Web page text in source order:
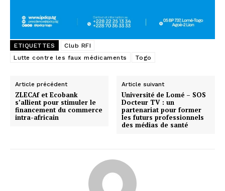
ETIQUETTES
Club RFI
Lutte contre les faux médicaments
Togo
Article précédent
ZLECAf et Ecobank
s’allient pour stimuler le
financement du commerce
intra-africain
Article suivant
Université de Lomé – SOS
Docteur TV : un
partenariat pour former
les futurs professionnels
des médias de santé